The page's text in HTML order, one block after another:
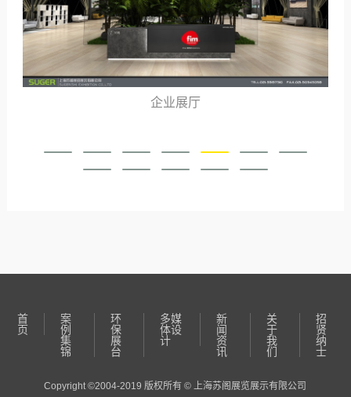
企业展厅
首
页
案
例
集
锦
环
保
展
台
多媒
体设
计
新
闻
资
讯
关
于
我
们
招
贤
纳
士
Copyright ©2004-2019 版权所有 © 上海苏阁展览展示有限公司